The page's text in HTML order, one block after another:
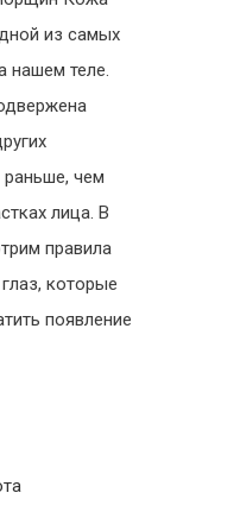
из самых
нашем теле.
раньше, чем
лица. В
правила
которые
появление